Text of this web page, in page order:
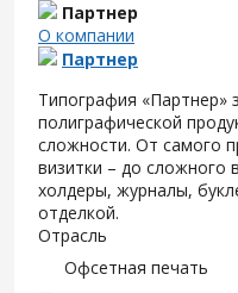
Партнер
О компании
Партнер
Типография «Партнер»
полиграфической
сложности. От самого
визитки – до сложного
холдеры, журналы,
отделкой.
Отрасль
Офсетная печать